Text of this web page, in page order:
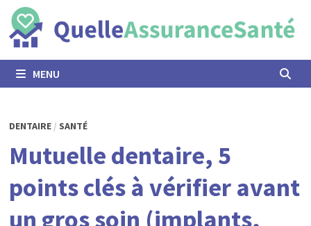
Passer
au
contenu
MENU
DENTAIRE/ SANTÉ
Mutuelle dentaire, 5
points clés à vérifier avant
un gros soin (implants,